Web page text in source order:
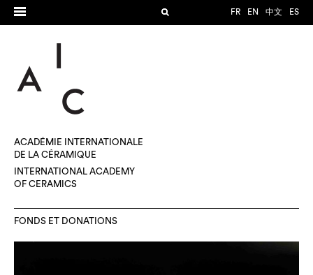
FR EN 中文 ES
ACADÉMIE INTERNATIONALE
DE LA CÉRAMIQUE
INTERNATIONAL ACADEMY
OF CERAMICS
FONDS ET DONATIONS